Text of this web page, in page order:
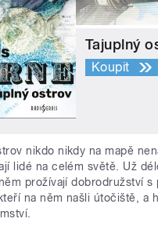
Tajuplný
Koupit
nikdo nikdy na mapě
lidé na celém světě. Už
prožívají dobrodružství s
na něm našli útočiště, a